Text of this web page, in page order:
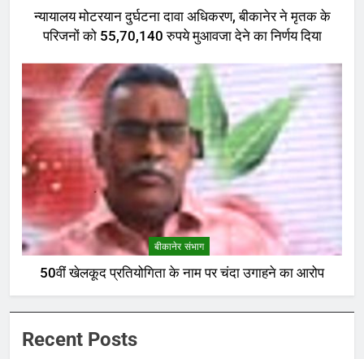
न्यायालय मोटरयान दुर्घटना दावा अधिकरण, बीकानेर ने मृतक के
परिजनों को 55,70,140 रुपये मुआवजा देने का निर्णय दिया
बीकानेर संभाग
50वीं खेलकूद प्रतियोगिता के नाम पर चंदा उगाहने का आरोप
Recent Posts